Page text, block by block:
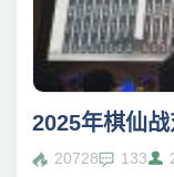
2025年棋仙
20728 133